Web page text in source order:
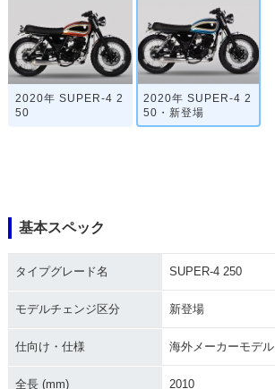
2020年 SUPER-4 2
50
2020年 SUPER-4 2
50・新登場
基本スペック
タイプグレード名 SUPER-4 250
モデルチェンジ区分 新登場
仕向け・仕様 海外メーカーモデル
全長 (mm) 2010